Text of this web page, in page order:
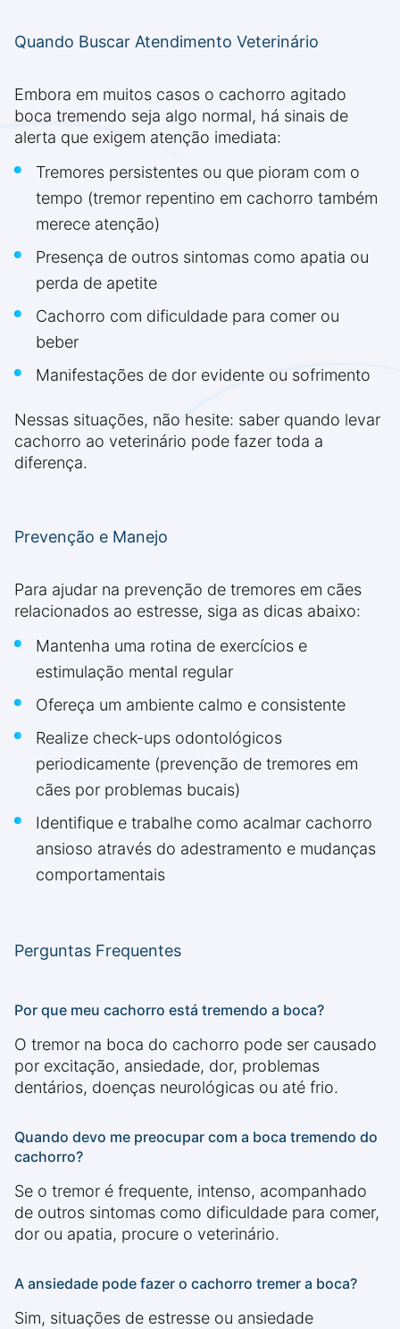
Quando Buscar Atendimento Veterinário
Embora em muitos casos o cachorro agitado
boca tremendo seja algo normal, há sinais de
alerta que exigem atenção imediata:
Tremores persistentes ou que pioram com o
tempo (tremor repentino em cachorro também
merece atenção)
Presença de outros sintomas como apatia ou
perda de apetite
Cachorro com dificuldade para comer ou
beber
Manifestações de dor evidente ou sofrimento
Nessas situações, não hesite: saber quando levar
cachorro ao veterinário pode fazer toda a
diferença.
Prevenção e Manejo
Para ajudar na prevenção de tremores em cães
relacionados ao estresse, siga as dicas abaixo:
Mantenha uma rotina de exercícios e
estimulação mental regular
Ofereça um ambiente calmo e consistente
Realize check-ups odontológicos
periodicamente (prevenção de tremores em
cães por problemas bucais)
Identifique e trabalhe como acalmar cachorro
ansioso através do adestramento e mudanças
comportamentais
Perguntas Frequentes
Por que meu cachorro está tremendo a boca?
O tremor na boca do cachorro pode ser causado
por excitação, ansiedade, dor, problemas
dentários, doenças neurológicas ou até frio.
Quando devo me preocupar com a boca tremendo do
cachorro?
Se o tremor é frequente, intenso, acompanhado
de outros sintomas como dificuldade para comer,
dor ou apatia, procure o veterinário.
A ansiedade pode fazer o cachorro tremer a boca?
Sim, situações de estresse ou ansiedade